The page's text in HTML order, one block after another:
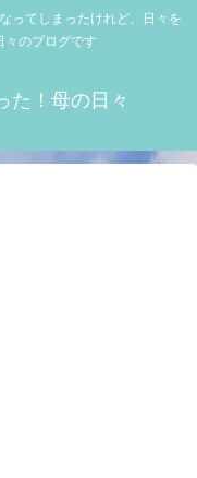
ってしまったけれど、日々を
々のブログです
た！母の日々